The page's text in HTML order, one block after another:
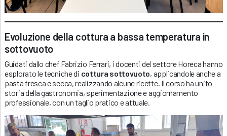
Evoluzione della cottura a bassa temperatura in
sottovuoto
Guidati dallo chef Fabrizio Ferrari, i docenti del settore Horeca hanno
esplorato le tecniche di cottura sottovuoto, applicandole anche a
pasta fresca e secca, realizzando alcune ricette. Il corso ha unito
storia della gastronomia, sperimentazione e aggiornamento
professionale, con un taglio pratico e attuale.